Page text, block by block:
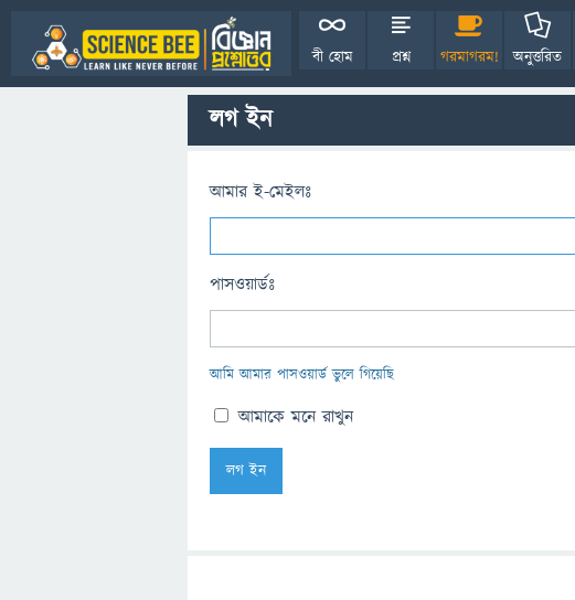
বী হোম প্রশ্ন গরমাগরম! অনুত্তরিত
লগ ইন
আমার ই-মেইলঃ
পাসওয়ার্ডঃ
আমি আমার পাসওয়ার্ড ভুলে গিয়েছি
আমাকে মনে রাখুন